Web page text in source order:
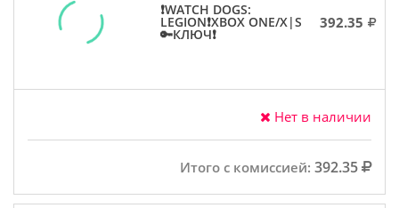
❗WATCH DOGS:
LEGION❗XBOX ONE/X|S
🔑КЛЮЧ❗
392.35
Нет в наличии
Итого с комиссией: 392.35